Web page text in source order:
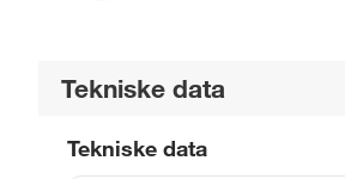
Tekniske data
Tekniske data